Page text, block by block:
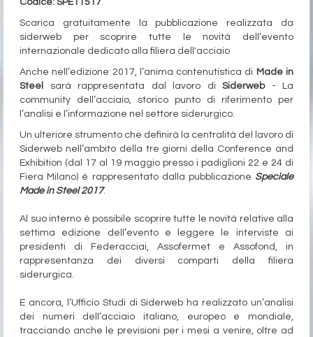
Codice: SPE11517
Scarica gratuitamente la pubblicazione realizzata da
siderweb per scoprire tutte le novità dell’evento
internazionale dedicato alla filiera dell'acciaio
Anche nell’edizione 2017, l’anima contenutistica di Made in
Steel
sarà rappresentata dal lavoro di Siderweb- La
community dell’acciaio, storico punto di riferimento per
l’analisi e l’informazione nel settore siderurgico.
Un ulteriore strumento che definirà la centralità del lavoro di
Siderweb nell’ambito della tre giorni della Conference and
Exhibition (dal 17 al 19 maggio presso i padiglioni 22 e 24 di
Fiera Milano) è rappresentato dalla pubblicazione Speciale
Made in Steel 2017.
Al suo interno è possibile scoprire tutte le novità relative alla
settima edizione dell’evento e leggere le interviste ai
presidenti di Federacciai, Assofermet e Assofond, in
rappresentanza dei diversi comparti della filiera
siderurgica.
E ancora, l’Ufficio Studi di Siderweb ha realizzato un’analisi
dei numeri dell’acciaio italiano, europeo e mondiale,
tracciando anche le previsioni per i mesi a venire, oltre ad